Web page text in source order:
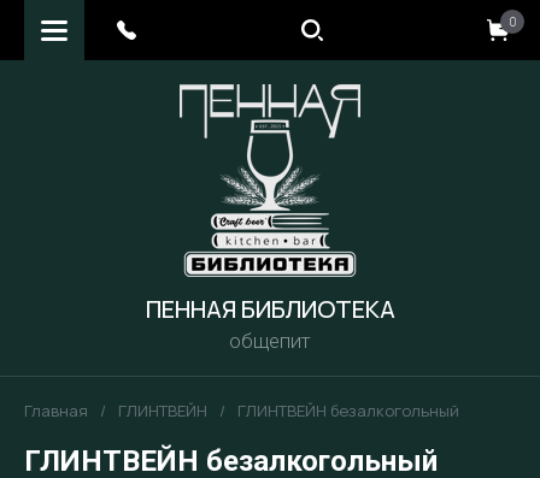
0
ПЕННАЯ БИБЛИОТЕКА
общепит
Главная / ГЛИНТВЕЙН / ГЛИНТВЕЙН безалкогольный
ГЛИНТВЕЙН безалкогольный